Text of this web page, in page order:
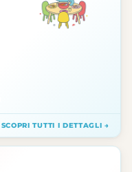
SCOPRI TUTTI I DETTAGLI →